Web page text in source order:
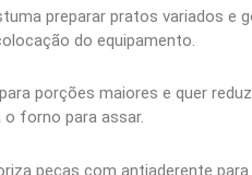
preparar pratos variados e
do equipamento.
porções maiores e quer
o forno para assar.
peças com antiaderente